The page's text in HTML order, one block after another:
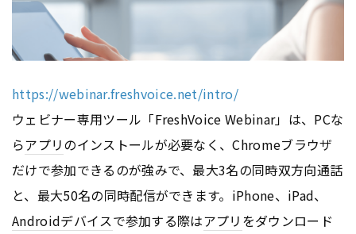
https://webinar.freshvoice.net/intro/
ウェビナー専用ツール「FreshVoice Webinar」は、PCな
らアプリのインストールが必要なく、Chromeブラウザ
だけで参加できるのが強みで、最大3名の同時双方向通話
と、最大50名の同時配信ができます。iPhone、iPad、
Androidデバイスで参加する際はアプリ をダウンロード